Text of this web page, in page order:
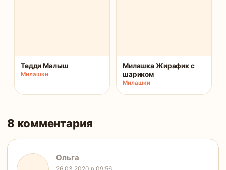
Тедди Малыш
Милашки
Милашка Жирафик с
шариком
Милашки
8 комментария
Ольга